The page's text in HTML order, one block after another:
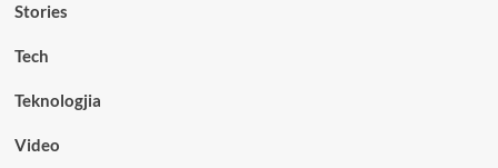
Stories
Tech
Teknologjia
Video